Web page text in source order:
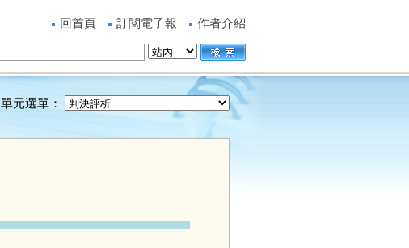
回首頁 訂閱電子報 作者介紹
單元選單：